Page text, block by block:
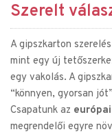
Szerelt
A gipszkarton
mint egy új
egy vakolás. A
“könnyen, gyorsan
Csapatunk az
megrendelői egyre